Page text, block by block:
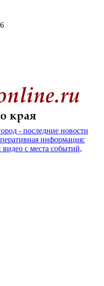
- последние новости
информация:
с места событий,